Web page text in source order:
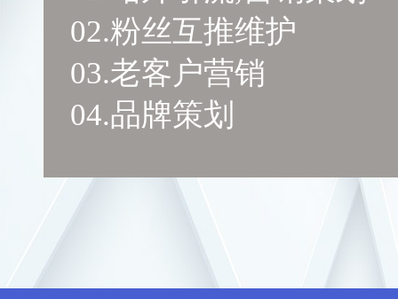
02.粉丝互推维护
03.老客户营销
04.品牌策划